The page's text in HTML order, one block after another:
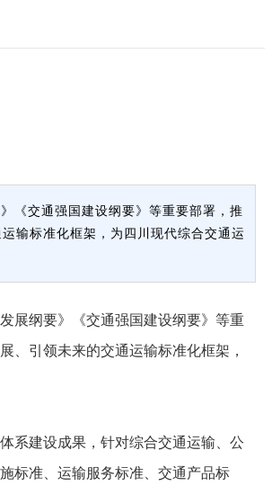
《交通强国建设纲要》等重要部署，推
输标准化框架，为四川现代综合交通运
展纲要》《交通强国建设纲要》等重
、引领未来的交通运输标准化框架，
系建设成果，针对综合交通运输、公
标准、运输服务标准、交通产品标